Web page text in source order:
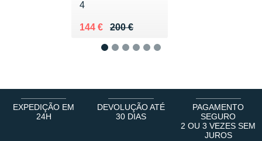
4
200 €
Au lieu de 200 €
144 €
Vendu 144 €
EXPEDIÇÃO EM
24H
DEVOLUÇÃO ATÉ
30 DIAS
PAGAMENTO
SEGURO
2 OU 3 VEZES SEM
JUROS